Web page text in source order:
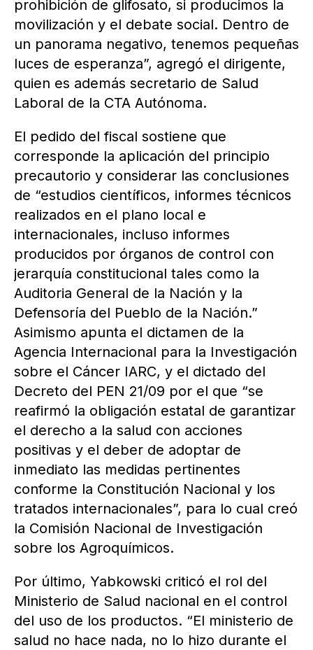
prohibición de glifosato, si producimos la
movilización y el debate social. Dentro de
un panorama negativo, tenemos pequeñas
luces de esperanza”, agregó el dirigente,
quien es además secretario de Salud
Laboral de la CTA Autónoma.
El pedido del fiscal sostiene que
corresponde la aplicación del principio
precautorio y considerar las conclusiones
de “estudios científicos, informes técnicos
realizados en el plano local e
internacionales, incluso informes
producidos por órganos de control con
jerarquía constitucional tales como la
Auditoria General de la Nación y la
Defensoría del Pueblo de la Nación.”
Asimismo apunta el dictamen de la
Agencia Internacional para la Investigación
sobre el Cáncer IARC, y el dictado del
Decreto del PEN 21/09 por el que “se
reafirmó la obligación estatal de garantizar
el derecho a la salud con acciones
positivas y el deber de adoptar de
inmediato las medidas pertinentes
conforme la Constitución Nacional y los
tratados internacionales”, para lo cual creó
la Comisión Nacional de Investigación
sobre los Agroquímicos.
Por último, Yabkowski criticó el rol del
Ministerio de Salud nacional en el control
del uso de los productos. “El ministerio de
salud no hace nada, no lo hizo durante el